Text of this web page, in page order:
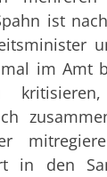
ist
im Amt
in den